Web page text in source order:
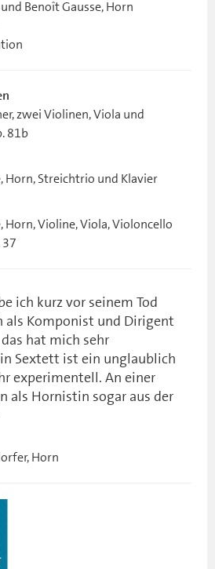
Benoît Gausse, Horn
zwei Violinen, Viola und
81b
Streichtrio und Klavier
Violine, Viola, Violoncello
ich kurz vor seinem Tod
als Komponist und Dirigent
hat mich sehr
Sextett ist ein unglaublich
experimentell. An einer
als Hornistin sogar aus der
Horn